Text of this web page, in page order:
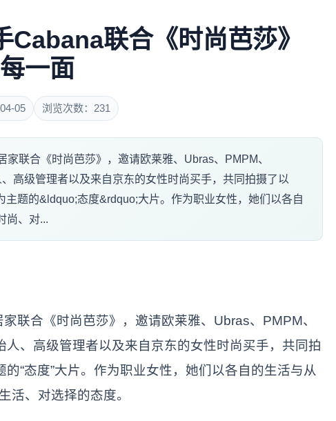
Cabana联合《时尚芭莎》
一面
05 浏览次数：231
联合《时尚芭莎》，邀请欧莱雅、Ubras、PMPM、
高级管理者以及来自京东的女性时尚买手，共同拍摄了以
题的&ldquo;态度&rdquo;大片。作为职业女性，她们以各自
尚、对...
联合《时尚芭莎》，邀请欧莱雅、Ubras、PMPM、
、高级管理者以及来自京东的女性时尚买手，共同拍
的“态度”大片。作为职业女性，她们以各自的生活与从
活、对选择的态度。